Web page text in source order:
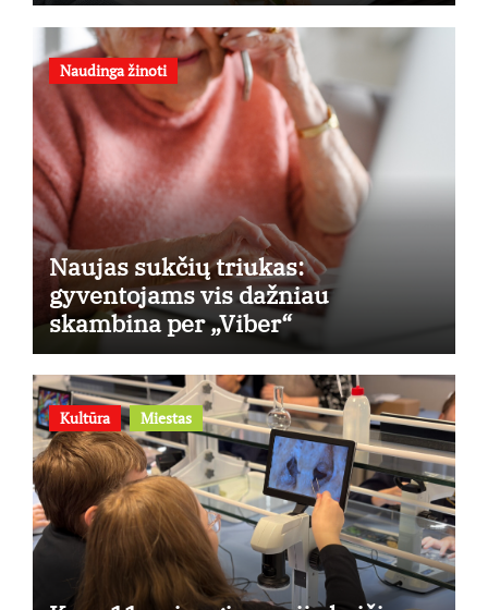
Naudinga žinoti
Naujas sukčių triukas:
gyventojams vis dažniau
skambina per „Viber“
Kultūra Miestas